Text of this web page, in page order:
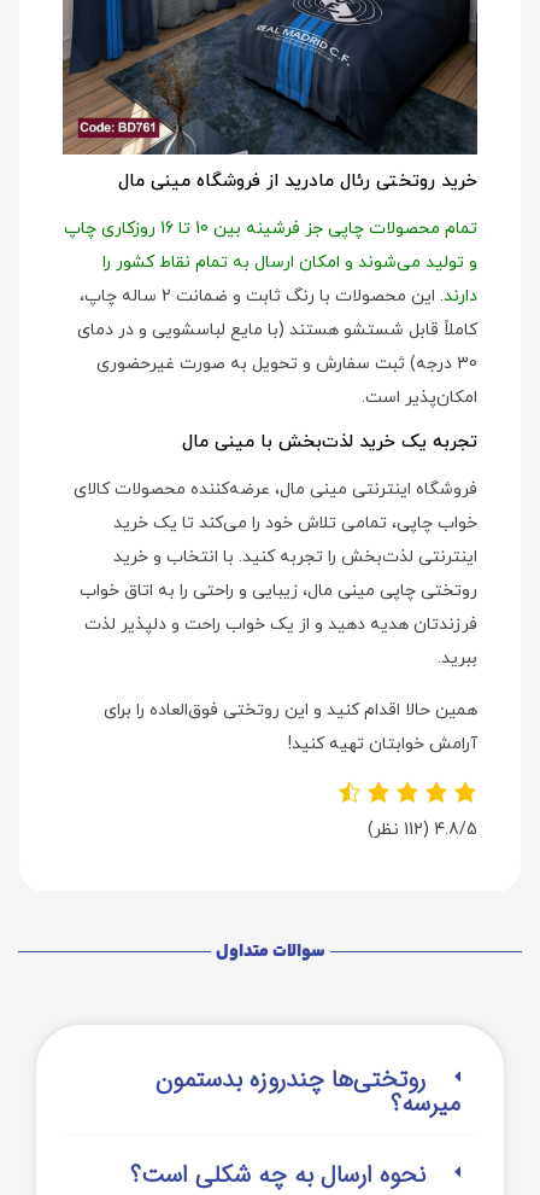
خرید روتختی رئال مادرید از فروشگاه مینی مال
تمام محصولات چاپی جز فرشینه بین 10 تا 16 روزکاری چاپ
و تولید می‌شوند و امکان ارسال به تمام نقاط کشور را
دارند.
این محصولات با رنگ ثابت و ضمانت 2 ساله چاپ،
کاملاً قابل شستشو هستند (با مایع لباسشویی و در دمای
30 درجه) ثبت سفارش و تحویل به صورت غیرحضوری
امکان‌پذیر است.
تجربه یک خرید لذت‌بخش با مینی مال
فروشگاه اینترنتی مینی مال، عرضه‌کننده محصولات کالای
خواب چاپی، تمامی تلاش خود را می‌کند تا یک خرید
اینترنتی لذت‌بخش را تجربه کنید. با انتخاب و خرید
روتختی چاپی مینی مال، زیبایی و راحتی را به اتاق خواب
فرزندتان هدیه دهید و از یک خواب راحت و دلپذیر لذت
ببرید.
همین حالا اقدام کنید و این روتختی فوق‌العاده را برای
آرامش خوابتان تهیه کنید!
4.8/5 (112 نظر)
سوالات متداول
روتختی‌‌ها چندروزه بدستمون
میرسه؟
نحوه ارسال به چه شکلی است؟